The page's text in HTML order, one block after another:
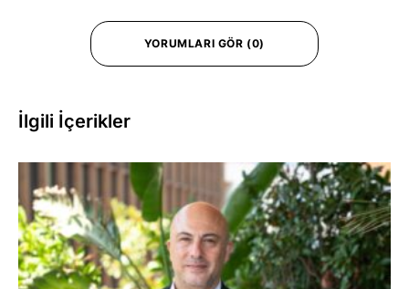
YORUMLARI GÖR (0)
İlgili İçerikler